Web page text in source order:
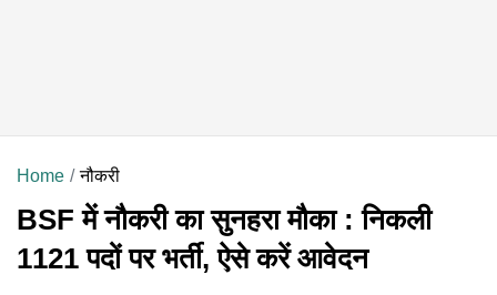
Home नौकरी
BSF में नौकरी का सुनहरा मौका : निकली
1121 पदों पर भर्ती, ऐसे करें आवेदन